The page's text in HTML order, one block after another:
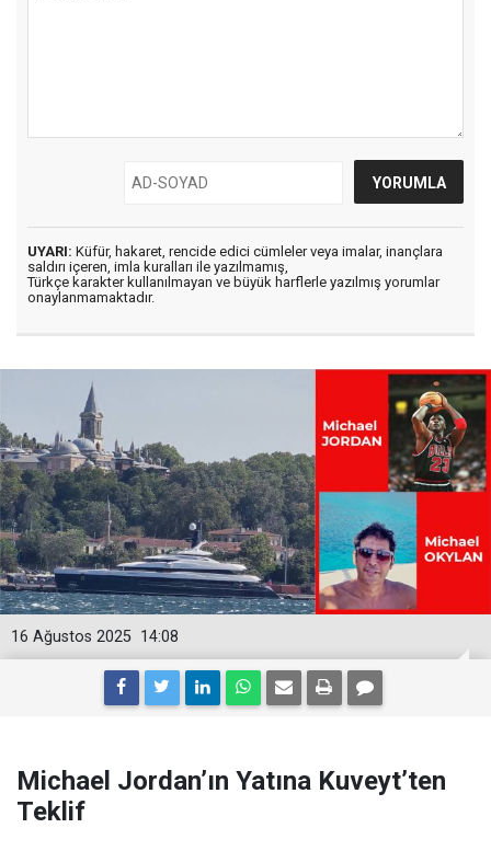
UYARI: Küfür, hakaret, rencide edici cümleler veya imalar, inançlara
saldırı içeren, imla kuralları ile yazılmamış,
Türkçe karakter kullanılmayan ve büyük harflerle yazılmış yorumlar
onaylanmamaktadır.
14:08
16 Ağustos 2025
Michael Jordan’ın Yatına Kuveyt’ten
Teklif